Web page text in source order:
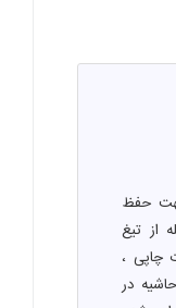
حفظ
از تیغ
چاپی ،
در